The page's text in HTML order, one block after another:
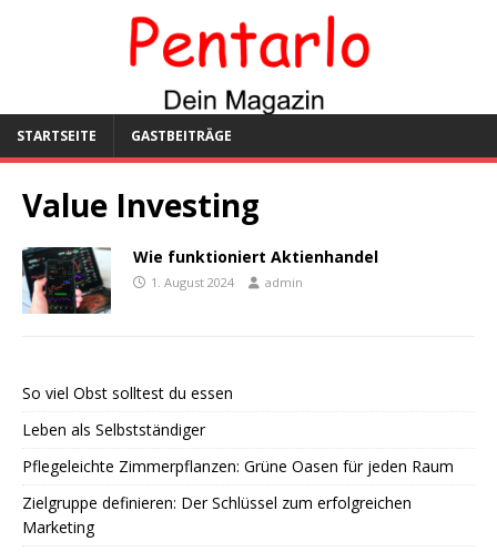
STARTSEITE GASTBEITRÄGE
Value Investing
Wie funktioniert Aktienhandel
1. August 2024 admin
So viel Obst solltest du essen
Leben als Selbstständiger
Pflegeleichte Zimmerpflanzen: Grüne Oasen für jeden Raum
Zielgruppe definieren: Der Schlüssel zum erfolgreichen
Marketing